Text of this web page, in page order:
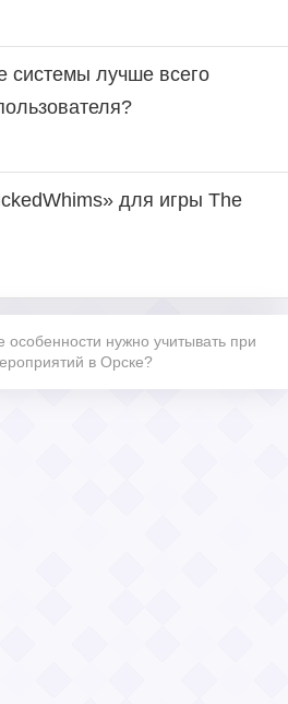
системы лучше всего
для игры The
особенности нужно учитывать при
в Орске?